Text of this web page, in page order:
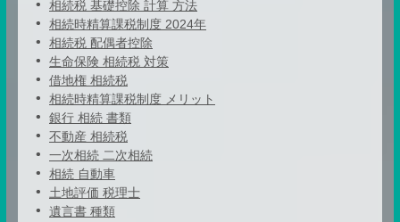
相続税 基礎控除 計算 方法
相続時精算課税制度 2024年
相続税 配偶者控除
生命保険 相続税 対策
借地権 相続税
相続時精算課税制度 メリット
銀行 相続 書類
不動産 相続税
一次相続 二次相続
相続 自動車
土地評価 税理士
遺言書 種類